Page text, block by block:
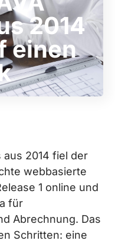
2014
einen
aus 2014 fiel der
webbasierte
1 online und
für
Abrechnung. Das
Schritten: eine